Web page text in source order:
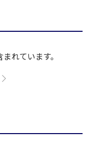
れています。